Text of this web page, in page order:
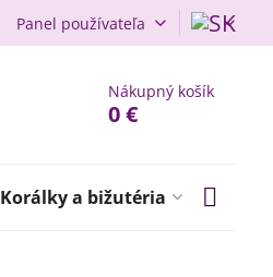
Panel používateľa
Nákupný košík
0 €
Korálky a bižutéria